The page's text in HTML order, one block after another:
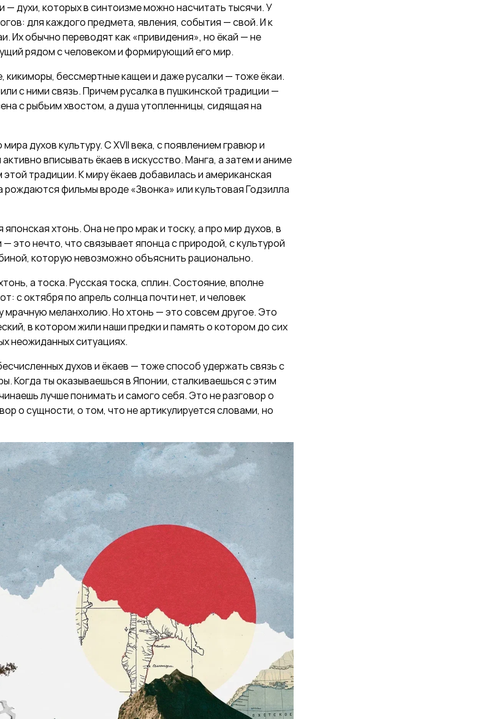
духи, которых в синтоизме можно насчитать тысячи. У
для каждого предмета, явления, события — свой. И к
Их обычно переводят как «привидения», но ёкай — не
рядом с человеком и формирующий его мир.
кикиморы, бессмертные кащеи и даже русалки — тоже ёкаи.
с ними связь. Причем русалка в пушкинской традиции —
с рыбьим хвостом, а душа утопленницы, сидящая на
духов культуру. С XVII века, с появлением гравюр и
вписывать ёкаев в искусство. Манга, а затем и аниме
традиции. К миру ёкаев добавилась и американская
фильмы вроде «Звонка» или культовая Годзилла
хтонь. Она не про мрак и тоску, а про мир духов, в
это нечто, что связывает японца с природой, с культурой
которую невозможно объяснить рационально.
а тоска. Русская тоска, сплин. Состояние, вполне
с октября по апрель солнца почти нет, и человек
мрачную меланхолию. Но хтонь — это совсем другое. Это
в котором жили наши предки и память о котором до сих
неожиданных ситуациях.
духов и ёкаев — тоже способ удержать связь с
Когда ты оказываешься в Японии, сталкиваешься с этим
лучше понимать и самого себя. Это не разговор о
о сущности, о том, что не артикулируется словами, но